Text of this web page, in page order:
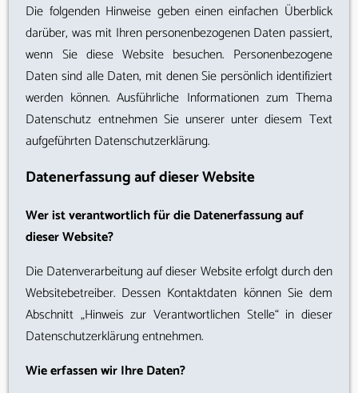
Die folgenden Hinweise geben einen einfachen Überblick
darüber, was mit Ihren personenbezogenen Daten passiert,
wenn Sie diese Website besuchen. Personenbezogene
Daten sind alle Daten, mit denen Sie persönlich identifiziert
werden können. Ausführliche Informationen zum Thema
Datenschutz entnehmen Sie unserer unter diesem Text
aufgeführten Datenschutzerklärung.
Datenerfassung auf dieser Website
Wer ist verantwortlich für die Datenerfassung auf
dieser Website?
Die Datenverarbeitung auf dieser Website erfolgt durch den
Websitebetreiber. Dessen Kontaktdaten können Sie dem
Abschnitt „Hinweis zur Verantwortlichen Stelle“ in dieser
Datenschutzerklärung entnehmen.
Wie erfassen wir Ihre Daten?